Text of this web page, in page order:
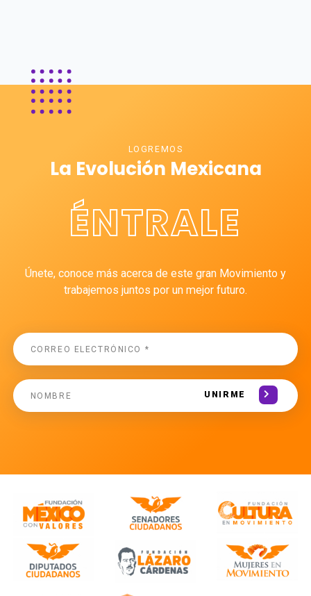
LOGREMOS
La Evolución Mexicana
ÉNTRALE
Únete, conoce más acerca de este gran Movimiento y
trabajemos juntos por un mejor futuro.
UNIRME